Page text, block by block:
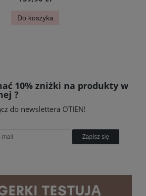
Do koszyka
10% zniżki na produkty w
?
do newslettera OTIEN!
Zapisz się